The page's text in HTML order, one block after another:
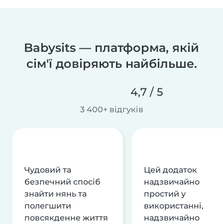
Babysits — платформа, якій
сім'ї довіряють найбільше.
4,7 / 5
3 400+ відгуків
Чудовий та
безпечний спосіб
знайти нянь та
полегшити
повсякденне життя
Цей додаток
надзвичайно
простий у
використанні,
надзвичайно